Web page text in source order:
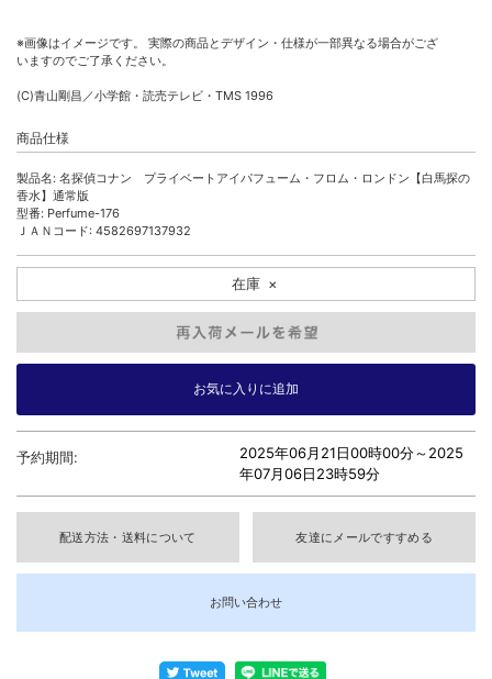
※画像はイメージです。 実際の商品とデザイン・仕様が一部異なる場合がござ
いますのでご了承ください。
(C)青山剛昌／小学館・読売テレビ・TMS 1996
商品仕様
製品名: 名探偵コナン プライベートアイパフューム・フロム・ロンドン【白馬探の
香水】通常版
型番: Perfume-176
ＪＡＮコード: 4582697137932
在庫 ×
予約期間: 2025年06月21日00時00分～2025
年07月06日23時59分
配送方法・送料について 友達にメールですすめる
お問い合わせ